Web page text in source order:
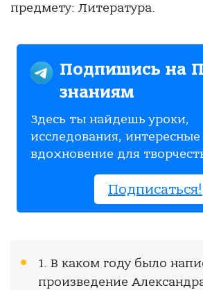
предмету: Литература.
Подпишись на
знаниям
Здесь ты найдешь уроки,
исследования,
вдохновение для
Подписаться!
1. В каком году было
произведение